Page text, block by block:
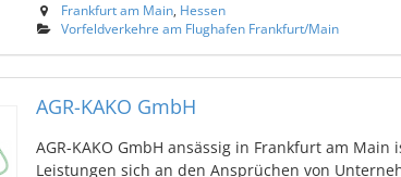
Frankfurt am Main, Hessen
Vorfeldverkehre am Flughafen Frankfurt/Main
AGR-KAKO GmbH
AGR-KAKO GmbH ansässig in Frankfurt am
Leistungen sich an den Ansprüchen von